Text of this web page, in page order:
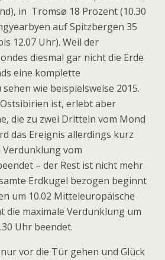
in Tromsø 18 Prozent (10.30
auf Spitzbergen 35
12.07 Uhr). Weil der
diesmal gar nicht die Erde
eine komplette
wie beispielsweise 2015.
ist, erlebt aber
die zu zwei Dritteln vom Mond
das Ereignis allerdings kurz
Verdunklung vom
– der Rest ist nicht mehr
Erdkugel bezogen beginnt
um 10.02 Mitteleuropäische
die maximale Verdunklung um
Uhr beendet.
vor die Tür gehen und Glück